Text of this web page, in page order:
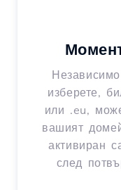
изберете,
или .eu,
вашият
активиран
след